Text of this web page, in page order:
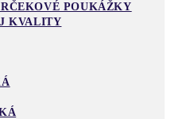
POUKÁŽKY
KVALITY